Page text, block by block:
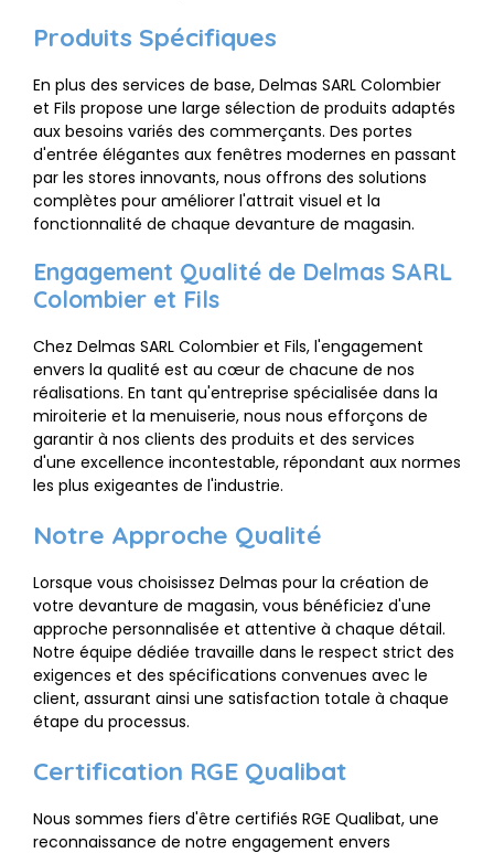
Produits Spécifiques
En plus des services de base, Delmas SARL Colombier
et Fils propose une large sélection de produits adaptés
aux besoins variés des commerçants. Des portes
d'entrée élégantes aux fenêtres modernes en passant
par les stores innovants, nous offrons des solutions
complètes pour améliorer l'attrait visuel et la
fonctionnalité de chaque devanture de magasin.
Engagement Qualité de Delmas SARL
Colombier et Fils
Chez Delmas SARL Colombier et Fils, l'engagement
envers la qualité est au cœur de chacune de nos
réalisations. En tant qu'entreprise spécialisée dans la
miroiterie et la menuiserie, nous nous efforçons de
garantir à nos clients des produits et des services
d'une excellence incontestable, répondant aux normes
les plus exigeantes de l'industrie.
Notre Approche Qualité
Lorsque vous choisissez Delmas pour la création de
votre devanture de magasin, vous bénéficiez d'une
approche personnalisée et attentive à chaque détail.
Notre équipe dédiée travaille dans le respect strict des
exigences et des spécifications convenues avec le
client, assurant ainsi une satisfaction totale à chaque
étape du processus.
Certification RGE Qualibat
Nous sommes fiers d'être certifiés RGE Qualibat, une
reconnaissance de notre engagement envers